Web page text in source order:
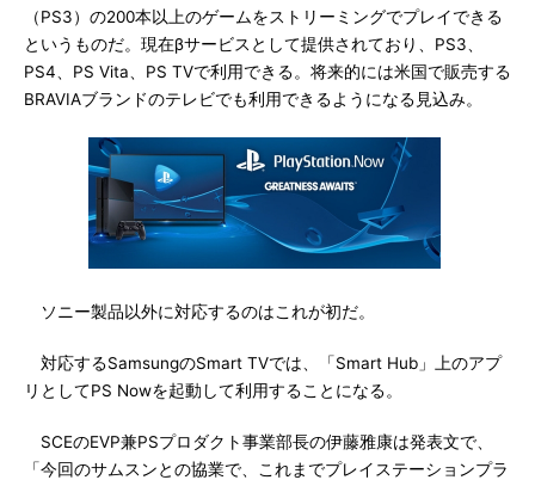
（PS3）の200本以上のゲームをストリーミングでプレイできる
というものだ。現在βサービスとして提供されており、PS3、
PS4、PS Vita、PS TVで利用できる。将来的には米国で販売する
BRAVIAブランドのテレビでも利用できるようになる見込み。
ソニー製品以外に対応するのはこれが初だ。
対応するSamsungのSmart TVでは、「Smart Hub」上のアプ
リとしてPS Nowを起動して利用することになる。
SCEのEVP兼PSプロダクト事業部長の伊藤雅康は発表文で、
「今回のサムスンとの協業で、これまでプレイステーションプラ